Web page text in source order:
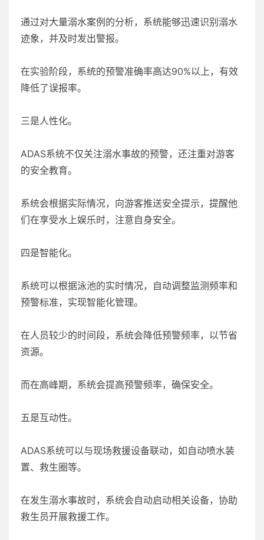
通过对大量溺水案例的分析，系统能够迅速识别溺水
迹象，并及时发出警报。
在实验阶段，系统的预警准确率高达90%以上，有效
降低了误报率。
三是人性化。
ADAS系统不仅关注溺水事故的预警，还注重对游客
的安全教育。
系统会根据实际情况，向游客推送安全提示，提醒他
们在享受水上娱乐时，注意自身安全。
四是智能化。
系统可以根据泳池的实时情况，自动调整监测频率和
预警标准，实现智能化管理。
在人员较少的时间段，系统会降低预警频率，以节省
资源。
而在高峰期，系统会提高预警频率，确保安全。
五是互动性。
ADAS系统可以与现场救援设备联动，如自动喷水装
置、救生圈等。
在发生溺水事故时，系统会自动启动相关设备，协助
救生员开展救援工作。